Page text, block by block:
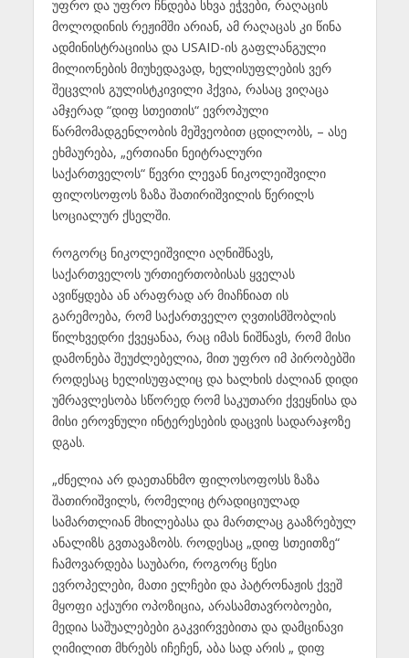
უფრო და უფრო ჩნდება სხვა ეჭვები, რაღაცის
მოლოდინის რეჟიმში არიან, ამ რაღაცას კი წინა
ადმინისტრაციისა და USAID-ის გაფლანგული
მილიონების მიუხედავად, ხელისუფლების ვერ
შეცვლის გულისტკივილი ჰქვია, რასაც ვიღაცა
ამჯერად “დიფ სთეითის“ ევროპული
წარმომადგენლობის მეშვეობით ცდილობს, – ასე
ეხმაურება, „ერთიანი ნეიტრალური
საქართველოს“ წევრი ლევან ნიკოლეიშვილი
ფილოსოფოს ზაზა შათირიშვილის წერილს
სოციალურ ქსელში.
როგორც ნიკოლეიშვილი აღნიშნავს,
საქართველოს ურთიერთობისას ყველას
ავიწყდება ან არაფრად არ მიაჩნიათ ის
გარემოება, რომ საქართველო ღვთისმშობლის
წილხვედრი ქვეყანაა, რაც იმას ნიშნავს, რომ მისი
დამონება შეუძლებელია, მით უფრო იმ პირობებში
როდესაც ხელისუფალიც და ხალხის ძალიან დიდი
უმრავლესობა სწორედ რომ საკუთარი ქვეყნისა და
მისი ეროვნული ინტერესების დაცვის სადარაჯოზე
დგას.
„ძნელია არ დაეთანხმო ფილოსოფოსს ზაზა
შათირიშვილს, რომელიც ტრადიციულად
სამართლიან მხილებასა და მართლაც გააზრებულ
ანალიზს გვთავაზობს. როდესაც „დიფ სთეითზე“
ჩამოვარდება საუბარი, როგორც წესი
ევროპელები, მათი ელჩები და პატრონაჟის ქვეშ
მყოფი აქაური ოპოზიცია, არასამთავრობოები,
მედია საშუალებები გაკვირვებითა და დამცინავი
ღიმილით მხრებს იჩეჩენ, აბა სად არის „ დიფ